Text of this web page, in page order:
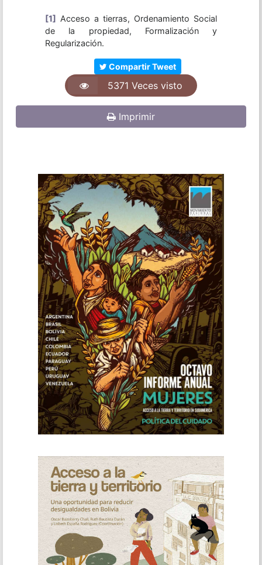
[1] Acceso a tierras, Ordenamiento Social
de la propiedad, Formalización y
Regularización.
Compartir Tweet
5371 Veces visto
Imprimir